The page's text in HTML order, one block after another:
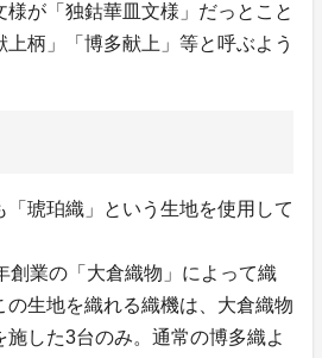
様が「独鈷華皿文様」だっとこと
上柄」「博多献上」等と呼ぶよう
琥珀織」という生地を使用して
創業の「大倉織物」によって織
の生地を織れる織機は、大倉織物
した3台のみ。通常の博多織よ